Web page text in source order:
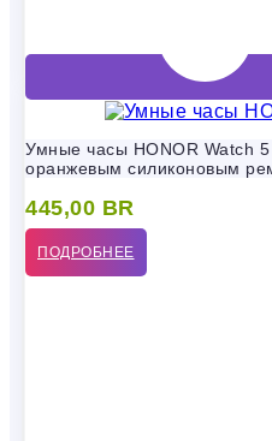
Умные часы HONOR Watch
оранжевым силиконовым
445,00 BR
ПОДРОБНЕЕ